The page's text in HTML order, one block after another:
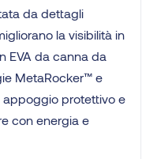
da dettagli
la visibilità in
EVA da canna da
MetaRocker™ e
appoggio protettivo e
con energia e